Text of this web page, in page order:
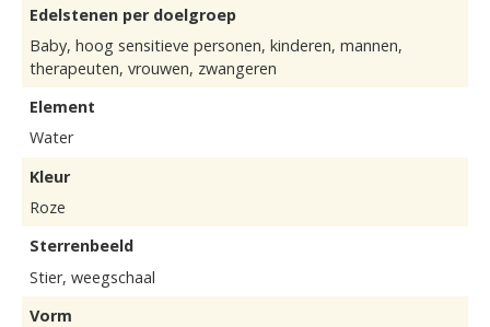
Edelstenen per doelgroep
Baby, hoog sensitieve personen, kinderen, mannen,
therapeuten, vrouwen, zwangeren
Element
Water
Kleur
Roze
Sterrenbeeld
Stier, weegschaal
Vorm